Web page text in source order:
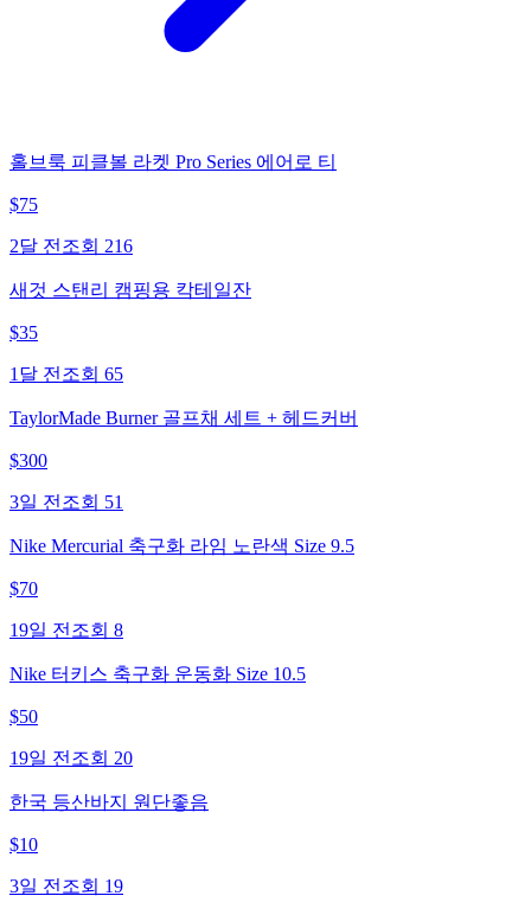
홀브룩 피클볼 라켓 Pro Series 에어로 티
$75
2달 전 조회 216
새것 스탠리 캠핑용 칵테일잔
$35
1달 전 조회 65
TaylorMade Burner 골프채 세트 + 헤드커버
$300
3일 전 조회 51
Nike Mercurial 축구화 라임 노란색 Size 9.5
$70
19일 전 조회 8
Nike 터키스 축구화 운동화 Size 10.5
$50
19일 전 조회 20
한국 등산바지 원단좋음
$10
3일 전 조회 19